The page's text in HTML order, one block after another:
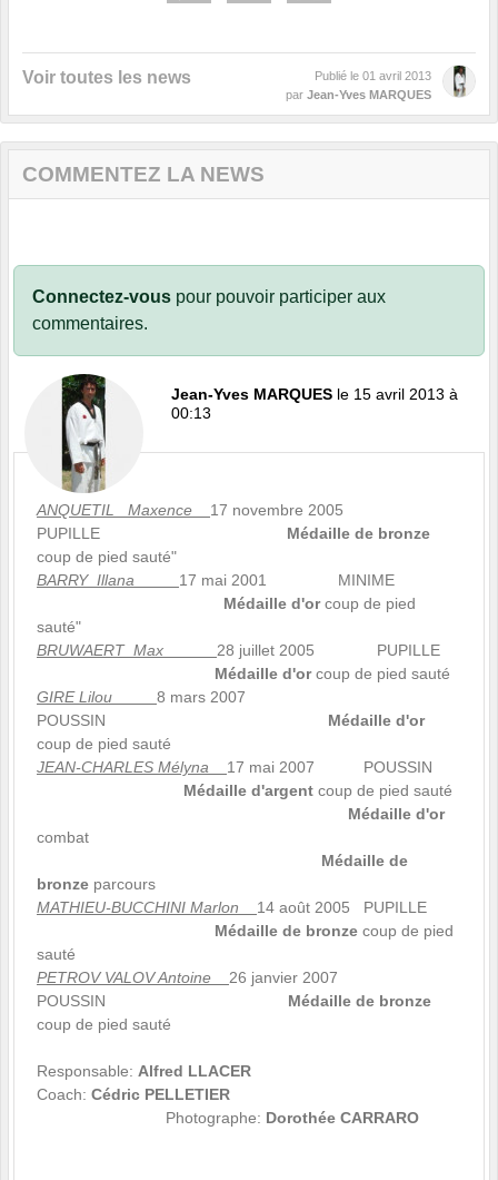
Voir toutes les news Publié le 01 avril 2013
par Jean-Yves MARQUES
COMMENTEZ LA NEWS
Connectez-vous pour pouvoir participer aux
commentaires.
Jean-Yves MARQUES le 15 avril 2013 à
00:13
ANQUETIL Maxence 17 novembre 2005
PUPILLE Médaille de bronze
coup de pied sauté"
BARRY Illana 17 mai 2001 MINIME
Médaille d'orcoup de pied
sauté"
BRUWAERT Max 28 juillet 2005 PUPILLE
Médaille d'orcoup de pied sauté
GIRE Lilou 8 mars 2007
POUSSIN Médaille d'or
coup de pied sauté
JEAN-CHARLES Mélyna 17 mai 2007 POUSSIN
Médaille d'argent coup de pied sauté
Médaille d'or
combat
Médaille de
bronze parcours
MATHIEU-BUCCHINI Marlon 14 août 2005 PUPILLE
Médaille de bronze coup de pied
sauté
PETROV VALOV Antoine 26 janvier 2007
POUSSIN Médaille de bronze
coup de pied sauté
Responsable: Alfred LLACER
Coach: Cédric PELLETIER
Photographe: Dorothée CARRARO